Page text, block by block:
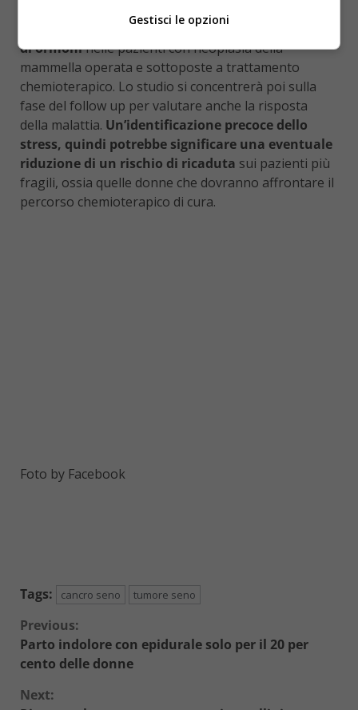
stress attraverso colloqui psicologici e rilevazione
di ormoninelle pazienti con neoplasia della
mammella operata e sottoposte a trattamento
chemioterapico. Lo studio si concentrerà poi sulla
fase del follow up per valutare anche la risposta
della malattia. Un’identificazione precoce dello
stress, quindi potrebbe significare una eventuale
riduzione di un rischio di ricaduta sui pazienti più
fragili, ossia quelle donne che dovranno affrontare il
percorso chemioterapico di cura.
Foto by Facebook
Tags: cancro seno tumore seno
Continue
Reading
Previous:
Parto indolore con epidurale solo per il 20 per
cento delle donne
Next:
Gestisci le opzioni